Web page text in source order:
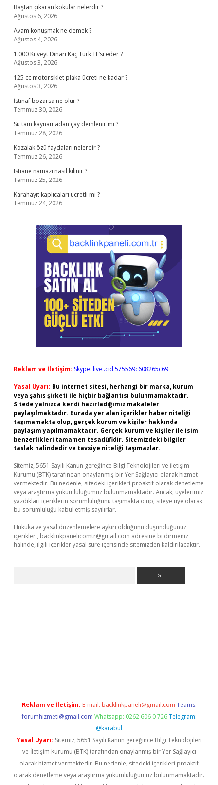
Baştan çıkaran kokular nelerdir ?
Ağustos 6, 2026
Avam konuşmak ne demek ?
Ağustos 4, 2026
1.000 Kuveyt Dinarı Kaç Türk TL’si eder ?
Ağustos 3, 2026
125 cc motorsiklet plaka ücreti ne kadar ?
Ağustos 3, 2026
İstinaf bozarsa ne olur ?
Temmuz 30, 2026
Su tam kaynamadan çay demlenir mi ?
Temmuz 28, 2026
Kozalak özü faydaları nelerdir ?
Temmuz 26, 2026
Istiane namazı nasıl kılınır ?
Temmuz 25, 2026
Karahayıt kaplıcaları ücretli mi ?
Temmuz 24, 2026
Reklam ve İletişim: Skype: live:.cid.575569c608265c69
Yasal Uyarı: Bu internet sitesi, herhangi bir marka, kurum
veya şahıs şirketi ile hiçbir bağlantısı bulunmamaktadır.
Sitede yalnızca kendi hazırladığımız makaleler
paylaşılmaktadır. Burada yer alan içerikler haber niteliği
taşımamakta olup, gerçek kurum ve kişiler hakkında
paylaşım yapılmamaktadır. Gerçek kurum ve kişiler ile isim
benzerlikleri tamamen tesadüfidir. Sitemizdeki bilgiler
taslak halindedir ve tavsiye niteliği taşımazlar.
Sitemiz, 5651 Sayılı Kanun gereğince Bilgi Teknolojileri ve İletişim
Kurumu (BTK) tarafından onaylanmış bir Yer Sağlayıcı olarak hizmet
vermektedir. Bu nedenle, sitedeki içerikleri proaktif olarak denetleme
veya araştırma yükümlülüğümüz bulunmamaktadır. Ancak, üyelerimiz
yazdıkları içeriklerin sorumluluğunu taşımakta olup, siteye üye olarak
bu sorumluluğu kabul etmiş sayılırlar.
Hukuka ve yasal düzenlemelere aykırı olduğunu düşündüğünüz
içerikleri, backlinkpanelicomtr@gmail.com adresine bildirmeniz
halinde, ilgili içerikler yasal süre içerisinde sitemizden kaldırılacaktır.
Reklam ve İletişim: E-mail: backlinkpaneli@gmail.com Teams:
forumhizmeti@gmail.com Whatsapp: 0262 606 0 726 Telegram:
@karabul
Yasal Uyarı: Sitemiz, 5651 Sayılı Kanun gereğince Bilgi Teknolojileri
ve İletişim Kurumu (BTK) tarafından onaylanmış bir Yer Sağlayıcı
olarak hizmet vermektedir. Bu nedenle, sitedeki içerikleri proaktif
olarak denetleme veya araştırma yükümlülüğümüz bulunmamaktadır.